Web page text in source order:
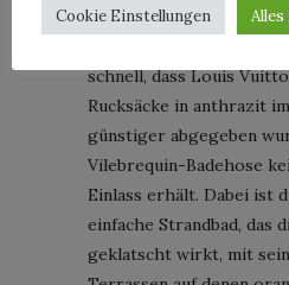
Muskelprotz bis dünnem
schnell, dass Louis
Rucksäcke in anthrazit
günstiger abgegeben
Vilebrequin-Badehose
Einlass erhält. Dabei ist
einfache Strandbad, das
geklatscht wirkt, mit
Cookie Einstellungen Alles